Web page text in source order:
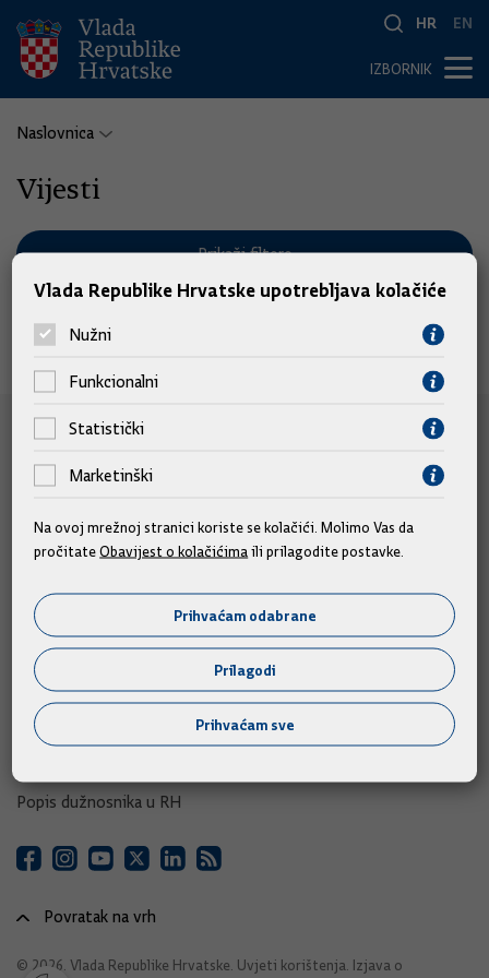
HR EN
IZBORNIK
Naslovnica
Vijesti
Prikaži filtere
Nema pronađenih vijesti.
e-Građani
e-Građani
e-Savjetovanja
Portal otvorenih podataka RH
Izvozni portal
Adresar
Središnji katalog službenih dokumenata RH
Adresar tijela javne vlasti
Popis dužnosnika u RH
Povratak na vrh
© 2026. Vlada Republike Hrvatske. Uvjeti korištenja Izjava o
Vlada Republike Hrvatske upotrebljava kolačiće
Nužni
Funkcionalni
Statistički
Marketinški
Na ovoj mrežnoj stranici koriste se kolačići. Molimo Vas da
pročitateObavijest o kolačićima ili prilagodite postavke.
Prihvaćam odabrane
Prilagodi
Prihvaćam sve